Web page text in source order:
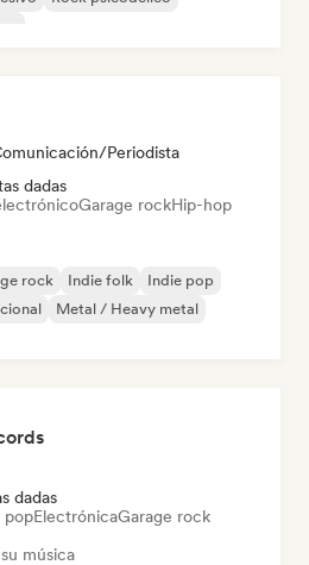
Periodista
dadas
Garage rockHip-hop
rock Indie folk
Indie pop
Metal / Heavy metal
dadas
popElectrónicaGarage rock
música